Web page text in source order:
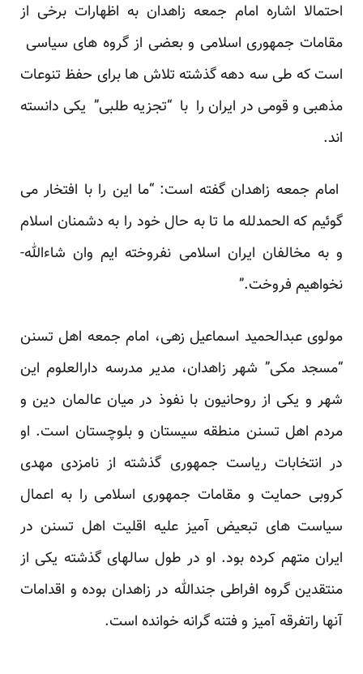
احتمالا اشاره امام جمعه زاهدان به اظهارات برخی از
مقامات جمهوری اسلامی و بعضی از گروه های سیاسی
است که طی سه دهه گذشته تلاش ها برای حفظ تنوعات
مذهبی و قومی در ایران را با “تجزیه طلبی” یکی دانسته
اند.
امام جمعه زاهدان گفته است: “ما این را با افتخار می
گوئیم که الحمدلله ما تا به حال خود را به دشمنان اسلام
و به مخالفان ایران اسلامی نفروخته ایم وان شاءالله-
نخواهیم فروخت.”
مولوی عبدالحمید اسماعیل زهی، امام جمعه اهل تسنن
“مسجد مکی” شهر زاهدان، مدیر مدرسه دارالعلوم این
شهر و یکی از روحانیون با نفوذ در میان عالمان دین و
مردم اهل تسنن منطقه سیستان و بلوچستان است. او
در انتخابات ریاست جمهوری گذشته از نامزدی مهدی
کروبی حمایت و مقامات جمهوری اسلامی را به اعمال
سیاست های تبعیض آمیز علیه اقلیت اهل تسنن در
ایران متهم کرده بود. او در طول سالهای گذشته یکی از
منتقدین گروه افراطی جندالله در زاهدان بوده و اقدامات
آنها راتفرقه آمیز و فتنه گرانه خوانده است.